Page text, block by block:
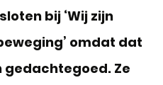
bij ‘Wij zijn
omdat dat
gedachtegoed. Ze